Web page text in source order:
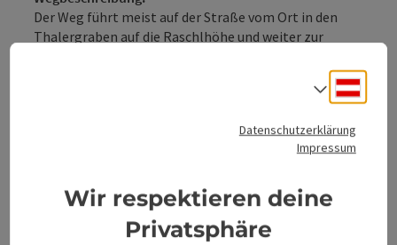
Der Weg führt meist auf der Straße vom Ort in den
Thalergraben auf die Raschlhöhe und weiter zur
Ternberg: Mit dem Zug sind Sie in ca. 1 Stunde von Linz
und in ca. 2,5 Stunden von Wien am Ausgangspunkt für
Datenschutzerklärung
Impressum
Wir respektieren deine
Privatsphäre